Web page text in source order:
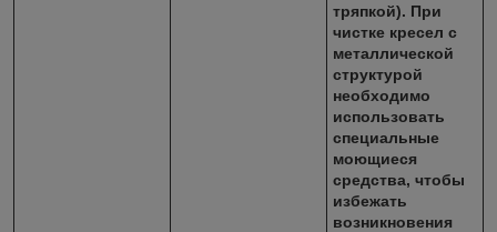
тряпкой). При
чистке кресел с
металлической
структурой
необходимо
использовать
специальные
моющиеся
средства, чтобы
избежать
возникновения